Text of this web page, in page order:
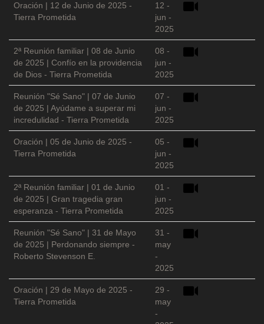
Oración | 12 de Junio de 2025 -
Tierra Prometida
12 -
jun -
2025
2ª Reunión familiar | 08 de Junio
de 2025 | Confío en la providencia
de Dios - Tierra Prometida
08 -
jun -
2025
Reunión "Sé Sano" | 07 de Junio
de 2025 | Ayúdame a superar mi
incredulidad - Tierra Prometida
07 -
jun -
2025
Oración | 05 de Junio de 2025 -
Tierra Prometida
05 -
jun -
2025
2ª Reunión familiar | 01 de Junio
de 2025 | Gran tragedia gran
esperanza - Tierra Prometida
01 -
jun -
2025
Reunión "Sé Sano" | 31 de Mayo
de 2025 | Perdonando siempre -
Roberto Stevenson E.
31 -
may
-
2025
Oración | 29 de Mayo de 2025 -
Tierra Prometida
29 -
may
-